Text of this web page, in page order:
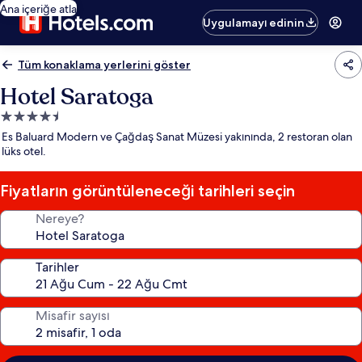
Ana içeriğe atla
Uygulamayı edinin
Tüm konaklama yerlerini göster
Hotel Saratoga
4.5
yıldızlı
konaklama
yeri
Es Baluard Modern ve Çağdaş Sanat Müzesi yakınında, 2 restoran olan
lüks otel.
Fiyatların görüntüleneceği tarihleri seçin
Nereye?
Tarihler
Misafir sayısı